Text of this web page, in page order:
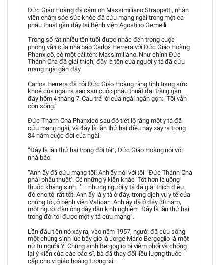
Đức Giáo Hoàng đã cảm ơn Massimiliano Strappetti, nhân
viên chăm sóc sức khỏe đã cứu mạng ngài trong một ca
phẫu thuật gần đây tại Bệnh viện Agostino Gemelli.
Trong số rất nhiều tên tuổi được nhắc đến trong cuộc
phỏng vấn của nhà báo Carlos Herrera với Đức Giáo Hoàng
Phanxicô, có một cái tên: Massimiliano. Như chính Đức
Thánh Cha đã giải thích, đây là tên của người y tá đã cứu
mạng ngài gần đây.
Carlos Herrera đã hỏi Đức Giáo Hoàng rằng tình trạng sức
khoẻ của ngài ra sao sau cuộc phẫu thuật đại tràng gần
đây hôm 4 tháng 7. Câu trả lời của ngài ngắn gọn: “Tôi vẫn
còn sống.”
Đức Thánh Cha Phanxicô sau đó tiết lộ rằng một y tá đã
cứu mạng ngài, và đây là lần thứ hai điều này xảy ra trong
84 năm cuộc đời của ngài.
“Đây là lần thứ hai trong đời tôi”, Đức Giáo Hoàng nói với
nhà báo:
“Anh ấy đã cứu mạng tôi! Anh ấy nói với tôi: ‘Đức Thánh Cha
phải phẫu thuật’. Có những ý kiến khác ‘Tốt hơn là uống
thuốc kháng sinh…’ – nhưng người y tá đã giải thích điều
đó cho tôi rất tốt. Anh ấy là y tá ở đây, trong dịch vụ y tế của
chúng tôi, ở bệnh viện Vatican. Anh ấy đã ở đây 30 năm,
một người đàn ông dày dặn kinh nghiệm. Đây là lần thứ hai
trong đời tôi được một y tá cứu mạng”.
Lần đầu tiên nó xảy ra, vào năm 1957, người đã cứu sống
một chủng sinh lúc bấy giờ là Jorge Mario Bergoglio là một
nữ tu người Ý. Chủng sinh Bergoglio bị viêm phổi và chống
lại ý kiến của các bác sĩ, bà đã thay đổi liều lượng thuốc
cấp cho vị giáo hoàng tương lai.